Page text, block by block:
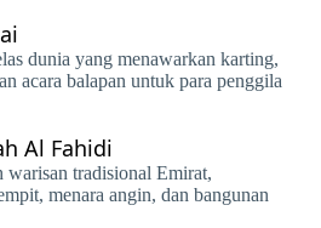
dunia yang menawarkan karting,
acara balapan untuk para penggila
Al Fahidi
warisan tradisional Emirat,
menara angin, dan bangunan